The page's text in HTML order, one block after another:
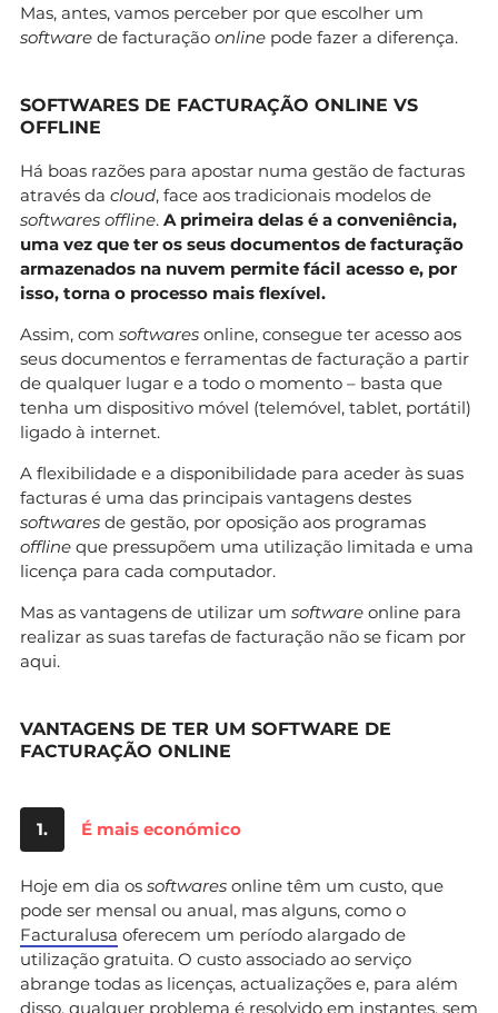
Mas, antes, vamos perceber por que escolher um
software de facturação online pode fazer a diferença.
SOFTWARES DE FACTURAÇÃO ONLINE VS
OFFLINE
Há boas razões para apostar numa gestão de facturas
através da cloud, face aos tradicionais modelos de
softwares offline. A primeira delas é a conveniência,
uma vez que ter os seus documentos de facturação
armazenados na nuvem permite fácil acesso e, por
isso, torna o processo mais flexível.
Assim, com softwares online, consegue ter acesso aos
seus documentos e ferramentas de facturação a partir
de qualquer lugar e a todo o momento – basta que
tenha um dispositivo móvel (telemóvel, tablet, portátil)
ligado à internet.
A flexibilidade e a disponibilidade para aceder às suas
facturas é uma das principais vantagens destes
softwares de gestão, por oposição aos programas
offline que pressupõem uma utilização limitada e uma
licença para cada computador.
Mas as vantagens de utilizar um software online para
realizar as suas tarefas de facturação não se ficam por
aqui.
VANTAGENS DE TER UM SOFTWARE DE
FACTURAÇÃO ONLINE
1. É mais económico
Hoje em dia os softwares online têm um custo, que
pode ser mensal ou anual, mas alguns, como o
Facturalusa oferecem um período alargado de
utilização gratuita. O custo associado ao serviço
abrange todas as licenças, actualizações e, para além
disso, qualquer problema é resolvido em instantes, sem